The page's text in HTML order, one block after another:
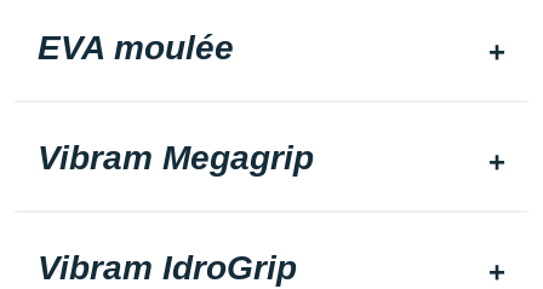
EVA moulée
Vibram Megagrip
Vibram IdroGrip